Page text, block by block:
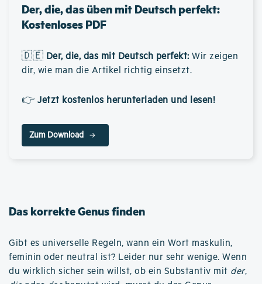
Der, die, das üben mit Deutsch perfekt:
Kostenloses PDF
🇩🇪 Der, die, das mit Deutsch perfekt: Wir zeigen
dir, wie man die Artikel richtig einsetzt.
👉 Jetzt kostenlos herunterladen und lesen!
Zum Download
Das korrekte Genus finden
Gibt es universelle Regeln, wann ein Wort maskulin,
feminin oder neutral ist? Leider nur sehr wenige. Wenn
du wirklich sicher sein willst, ob ein Substantiv mit der,